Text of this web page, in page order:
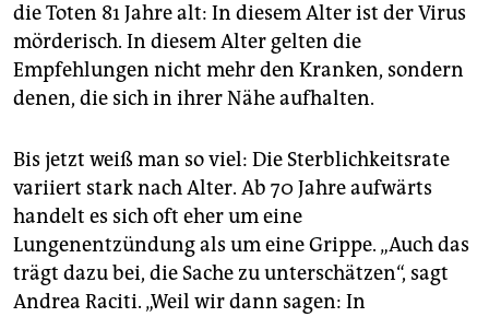
die Toten 81 Jahre alt: In diesem Alter ist der Virus
mörderisch. In diesem Alter gelten die
Empfehlungen nicht mehr den Kranken, sondern
denen, die sich in ihrer Nähe aufhalten.
Bis jetzt weiß man so viel: Die Sterblichkeitsrate
variiert stark nach Alter. Ab 70 Jahre aufwärts
handelt es sich oft eher um eine
Lungenentzündung als um eine Grippe. „Auch das
trägt dazu bei, die Sache zu unterschätzen“, sagt
Andrea Raciti. „Weil wir dann sagen: In